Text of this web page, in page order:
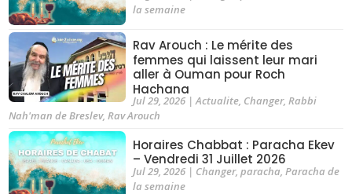
la semaine
Rav Arouch : Le mérite des
femmes qui laissent leur mari
aller à Ouman pour Roch
Hachana
Jul 29, 2026|Actualite, Changer, Rabbi
Nah'man de Breslev,Rav Arouch
Horaires Chabbat : Paracha Ekev
– Vendredi 31 Juillet 2026
Jul 29, 2026| Changer, paracha Paracha de
la semaine